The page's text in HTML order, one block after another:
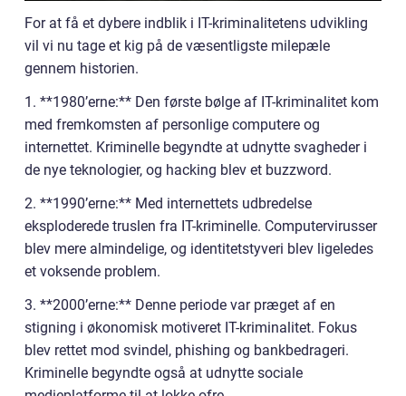
For at få et dybere indblik i IT-kriminalitetens udvikling
vil vi nu tage et kig på de væsentligste milepæle
gennem historien.
1. **1980’erne:** Den første bølge af IT-kriminalitet kom
med fremkomsten af personlige computere og
internettet. Kriminelle begyndte at udnytte svagheder i
de nye teknologier, og hacking blev et buzzword.
2. **1990’erne:** Med internettets udbredelse
eksploderede truslen fra IT-kriminelle. Computervirusser
blev mere almindelige, og identitetstyveri blev ligeledes
et voksende problem.
3. **2000’erne:** Denne periode var præget af en
stigning i økonomisk motiveret IT-kriminalitet. Fokus
blev rettet mod svindel, phishing og bankbedrageri.
Kriminelle begyndte også at udnytte sociale